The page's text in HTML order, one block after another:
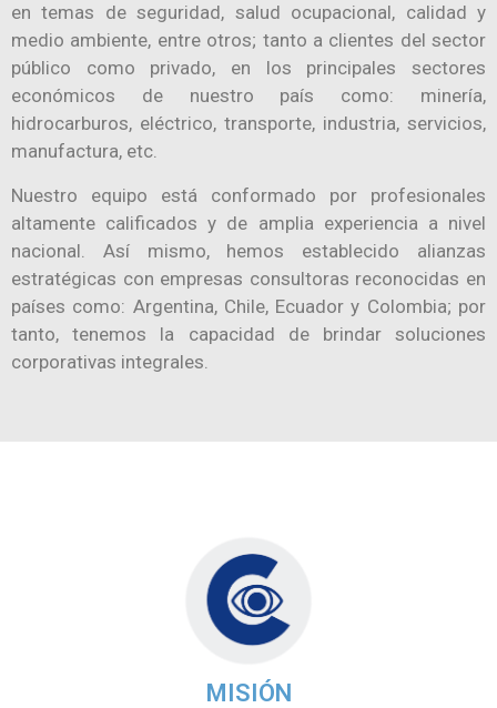
en temas de seguridad, salud ocupacional, calidad y
medio ambiente, entre otros; tanto a clientes del sector
público como privado, en los principales sectores
económicos de nuestro país como: minería,
hidrocarburos, eléctrico, transporte, industria, servicios,
manufactura, etc.
Nuestro equipo está conformado por profesionales
altamente calificados y de amplia experiencia a nivel
nacional. Así mismo, hemos establecido alianzas
estratégicas con empresas consultoras reconocidas en
países como: Argentina, Chile, Ecuador y Colombia; por
tanto, tenemos la capacidad de brindar soluciones
corporativas integrales.
MISIÓN